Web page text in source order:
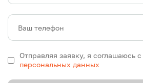
Ваш телефон
Отправляя заявку, я соглашаюсь с
персональных данных